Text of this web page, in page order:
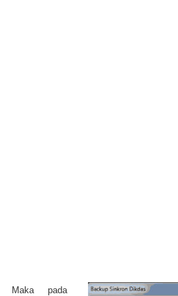
Maka pada